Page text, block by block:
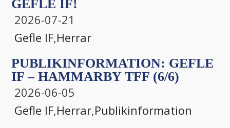
GEFLE IF!
2026-07-21
Gefle IF,Herrar
PUBLIKINFORMATION: GEFLE
IF – HAMMARBY TFF (6/6)
2026-06-05
Gefle IF,Herrar,Publikinformation